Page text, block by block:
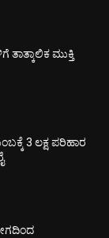
ಮುಕ್ತಿ
3 ಲಕ್ಷ ಪರಿಹಾರ